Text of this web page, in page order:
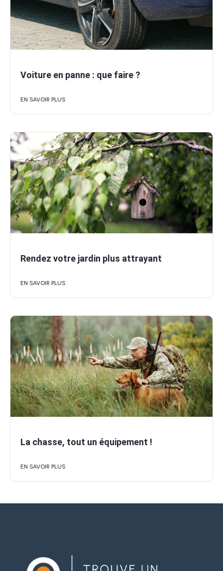
Voiture en panne : que faire ?
EN SAVOIR PLUS
Rendez votre jardin plus attrayant
EN SAVOIR PLUS
La chasse, tout un équipement !
EN SAVOIR PLUS